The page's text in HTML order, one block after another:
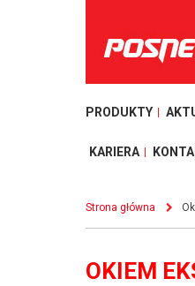
PRODUKTY
KARIERA
Strona główna
OKIEM